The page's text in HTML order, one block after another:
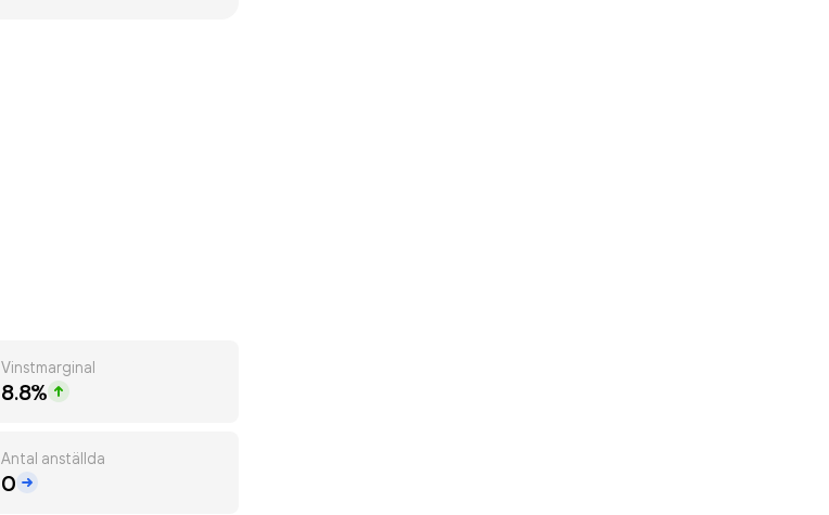
Vinstmarginal
8.8%
Antal anställda
0